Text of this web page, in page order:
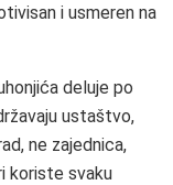
i usmeren na
deluje po
ustaštvo,
ne zajednica,
koriste svaku